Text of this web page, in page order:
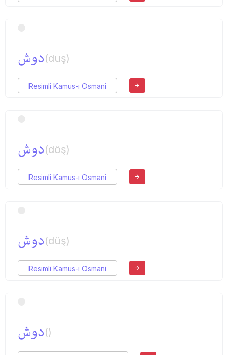
دوش(duş)
Resimli Kamus-ı Osmani
دوش(döş)
Resimli Kamus-ı Osmani
دوش(düş)
Resimli Kamus-ı Osmani
دوش()